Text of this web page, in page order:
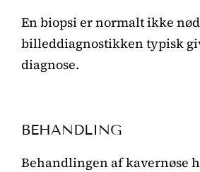
En biopsi er normalt ikke
billeddiagnostikken typisk
diagnose.
BEHANDLING
Behandlingen af kavernøse